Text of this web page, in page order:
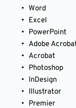
Word
Excel
PowerPoint
Adobe
Acrobat
Photoshop
InDesign
Illustrator
Premier